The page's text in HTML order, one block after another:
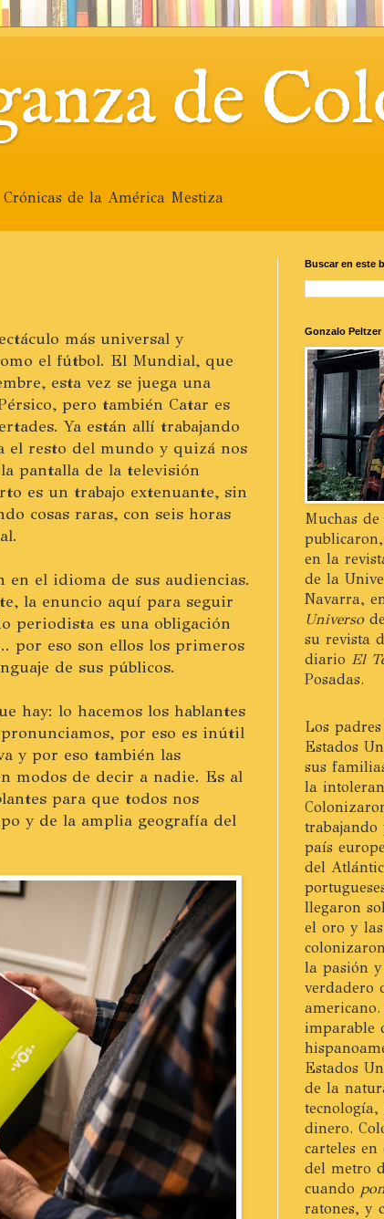
de
Crónicas de la América Mestiza
más universal y
el fútbol. El Mundial, que
esta vez se juega una
pero también Catar es
Ya están allí trabajando
resto del mundo y quizá nos
pantalla de la televisión
es un trabajo extenuante, sin
cosas raras, con seis horas
en el idioma de sus audiencias.
la enuncio aquí para seguir
periodista es una obligación
por eso son ellos los primeros
de sus públicos.
hay: lo hacemos los hablantes
por eso es inútil
y por eso también las
modos de decir a nadie. Es al
para que todos nos
y de la amplia geografía del
Buscar en este
Gonzalo Peltzer
Muchas de
en la
de la
Navarra,
Universo
su revista
diario El
Posadas.
Los
Estados
sus
la
país
del
llegaron
el oro y
la pasión
verdadero
imparable
Estados
de la
dinero.
carteles en
del metro
cuando
ratones, y